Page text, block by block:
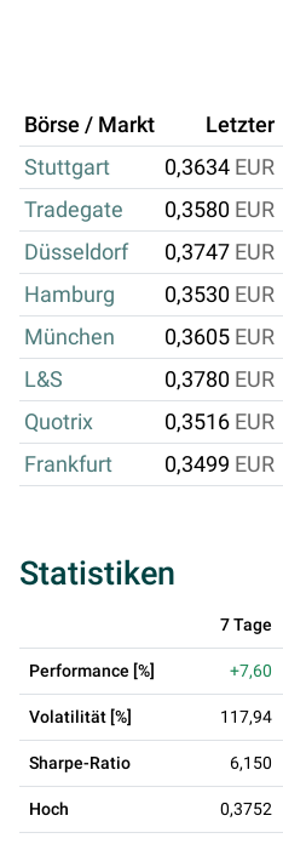
Börse / Markt Letzter
Stuttgart
0,3634 EUR
Tradegate
0,3580 EUR
Düsseldorf
0,3747 EUR
Hamburg
0,3530 EUR
München
0,3605 EUR
L&S
0,3780 EUR
Quotrix
0,3516 EUR
Frankfurt
0,3499 EUR
Statistiken
7 Tage
Performance [%] +7,60
Volatilität [%] 117,94
Sharpe-Ratio 6,150
Hoch 0,3752